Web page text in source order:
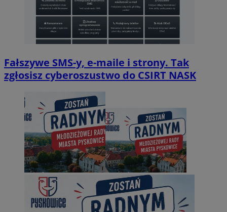
Fałszywe SMS-y, e-maile i strony. Tak
zgłosisz cyberoszustwo do CSIRT NASK